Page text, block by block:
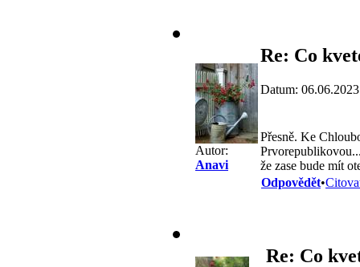
Autor:
Anavi
Re: Co
Datum:
Přesně. Ke
že zase bude mít
Odpovědět•
Re: Co